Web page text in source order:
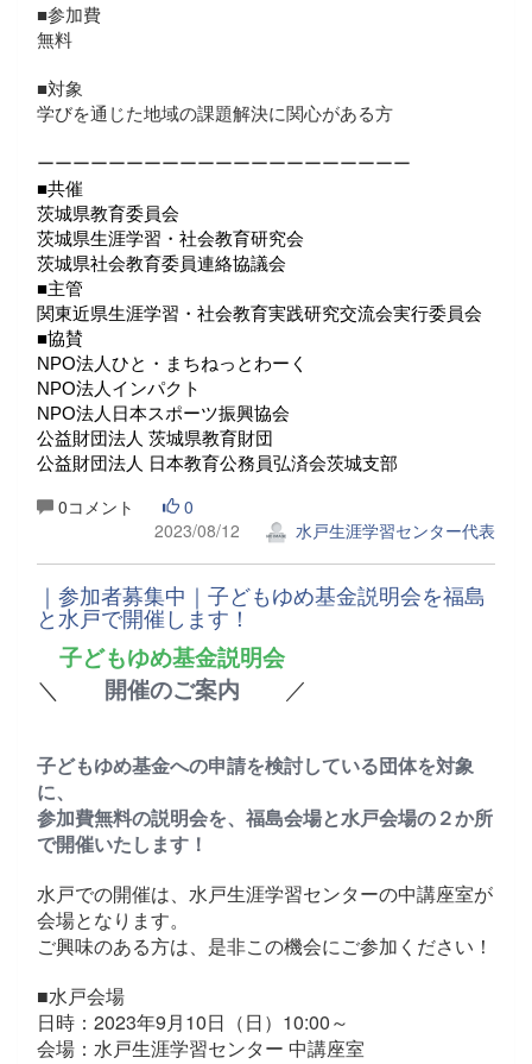
■参加費
無料
■対象
学びを通じた地域の課題解決に関心がある方
ーーーーーーーーーーーーーーーーーーーーー
■共催
茨城県教育委員会
茨城県生涯学習・社会教育研究会
茨城県社会教育委員連絡協議会
■主管
関東近県生涯学習・社会教育実践研究交流会実行委員会
■協賛
NPO法人ひと・まちねっとわーく
NPO法人インパクト
NPO法人日本スポーツ振興協会
公益財団法人 茨城県教育財団
公益財団法人 日本教育公務員弘済会茨城支部
0コメント
0
2023/08/12
水戸生涯学習センター代表
｜参加者募集中｜子どもゆめ基金説明会を福島
と水戸で開催します！
子どもゆめ基金説明会
＼ 開催のご案内 ／
子どもゆめ基金への申請を検討している団体を対象
に、
参加費無料の説明会を、福島会場と水戸会場の２か所
で開催いたします！
水戸での開催は、水戸生涯学習センターの中講座室が
会場となります。
ご興味のある方は、是非この機会にご参加ください！
■水戸会場
日時：2023年9月10日（日）10:00～
会場：水戸生涯学習センター 中講座室